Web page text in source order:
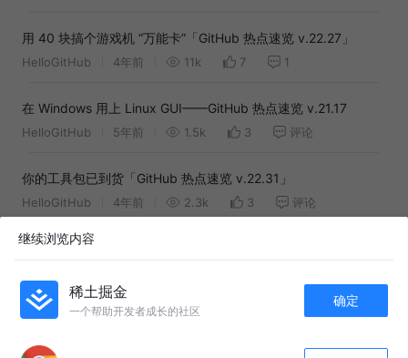
用 40 块搞个游戏机 “万能卡”「GitHub 热点速览 v.22.27」
HelloGitHub 4年前 11k 7 1
在 Windows 用上 Linux GUI——GitHub 热点速览 v.21.17
HelloGitHub 5年前 1.5k 3 评论
你的工具包已到货「GitHub 热点速览 v.22.31」
HelloGitHub 4年前 2.3k 3 评论
平平无奇的项目「GitHub 热点速览 v.22.10」
平平无奇的项目「GitHub 热点速览 v.22.10」
HelloGitHub
继续浏览内容
稀土掘金
一个帮助开发者成长的社区
确定